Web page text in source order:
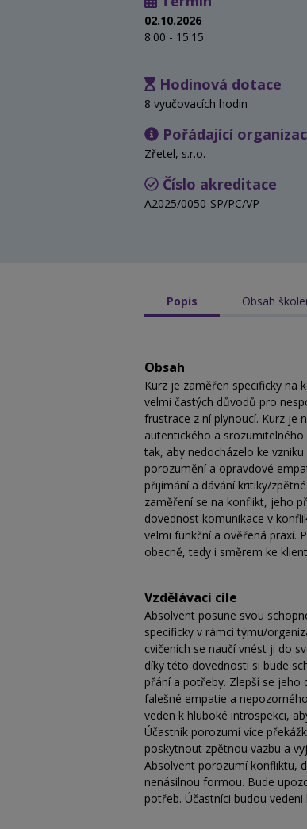
02.10.2026
8:00 - 15:15
Hodinová dotace
8 vyučovacích hodin
Pořádající
Zřetel, s.r.o.
Číslo akreditace
A2025/0050-SP/PC/VP
Popis Obsah
Obsah
Kurz je zaměřen specificky na
velmi častých důvodů pro
frustrace z ní plynoucí. Kurz je
autentického a
tak, aby nedocházelo ke
porozumění a opravdové
přijímání a dávání kritiky/
zaměření se na konflikt, jeho
dovednost komunikace v
velmi funkční a ověřená praxí.
obecně, tedy i směrem ke
Vzdělávací cíle
Absolvent posune svou
specificky v rámci týmu/
cvičeních se naučí vnést ji do
díky této dovednosti si bude
přání a potřeby. Zlepší se
falešné empatie a
veden k hluboké introspekci,
Účastník porozumí více
poskytnout zpětnou vazbu a
Absolvent porozumí konfliktu,
nenásilnou formou. Bude
potřeb. Účastníci budou